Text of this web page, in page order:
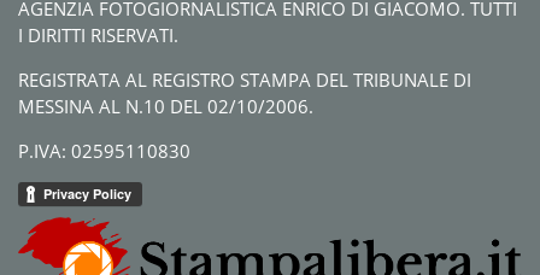
AGENZIA FOTOGIORNALISTICA ENRICO DI GIACOMO. TUTTI
I DIRITTI RISERVATI.
REGISTRATA AL REGISTRO STAMPA DEL TRIBUNALE DI
MESSINA AL N.10 DEL 02/10/2006.
P.IVA: 02595110830